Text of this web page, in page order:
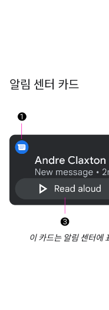
알림 센터 카드
이 카드는 알림 센터에